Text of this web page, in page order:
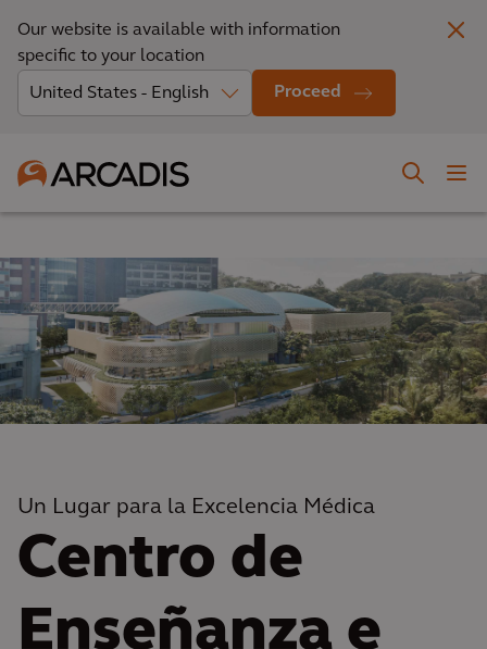
Our website is available with information
specific to your location
Proceed
Un Lugar para la Excelencia Médica
Centro de
Enseñanza e